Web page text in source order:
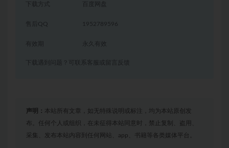
下载方式 百度网盘
售后QQ 1952789596
有效期 永久有效
下载遇到问题？可联系客服或留言反馈
声明： 本站所有文章，如无特殊说明或标注，均为本站原创发
布。任何个人或组织，在未征得本站同意时，禁止复制、盗用、
采集、发布本站内容到任何网站、app、书籍等各类媒体平台。